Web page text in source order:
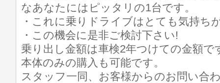
なあなたにはピッタリの1台です。
・これに乗りドライブはとても気持ち
・この機会に是非ご検討下さい!
乗り出し金額は車検2年つけての金額で
本体のみの購入も可能です。
スタッフ一同、お客様からのお問い合